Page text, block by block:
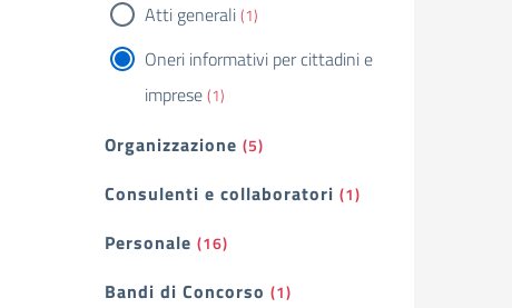
Atti generali(1)
Oneri informativi per cittadini e
imprese(1)
Organizzazione (5)
Consulenti e collaboratori (1)
Personale (16)
Bandi di Concorso (1)